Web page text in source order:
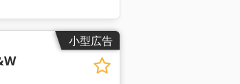
小型広告